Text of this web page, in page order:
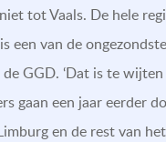
tot Vaals. De hele
een van de
GGD. ‘Dat is te
gaan een jaar eerder
en de rest van